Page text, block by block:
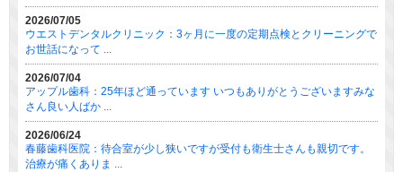
2026/07/05
ウエストデンタルクリニック：3ヶ月に一度の定期点検とクリーニングで
お世話になって ...
2026/07/04
アップル歯科：25年ほど通っています いつもありがとうございますみな
さん良い人ばか ...
2026/06/24
春藤歯科医院：待合室が少し狭いですが受付も衛生士さんも親切です。
治療が痛くありま ...